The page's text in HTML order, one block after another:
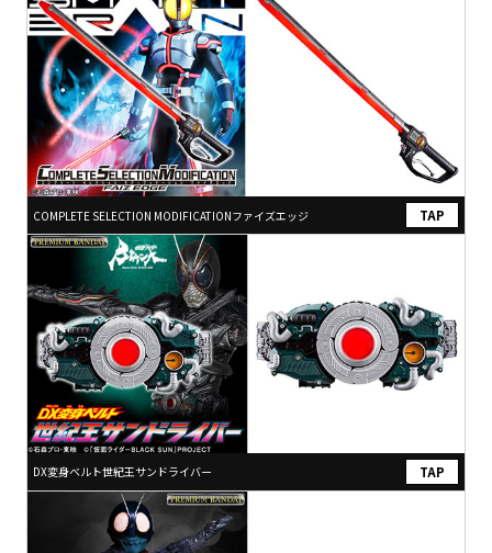
COMPLETE SELECTION MODIFICATIONファイズエッジ
DX変身ベルト世紀王サンドライバー